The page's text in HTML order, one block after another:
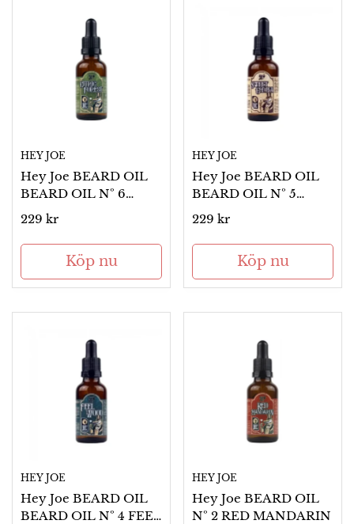
HEY JOE
Hey Joe BEARD OIL
BEARD OIL Nº 6
CITRIC FOREST
Ordinarie
229 kr
Köp nu
HEY JOE
Hey Joe BEARD OIL
BEARD OIL Nº 5
SWEET CHUFA
Ordinarie
229 kr
Köp nu
HEY JOE
Hey Joe BEARD OIL
BEARD OIL Nº 4 FEEL
HEY JOE
Hey Joe BEARD OIL
Nº 2 RED MANDARIN